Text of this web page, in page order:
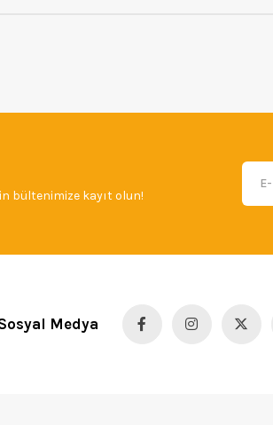
bültenimize kayıt olun!
Medya